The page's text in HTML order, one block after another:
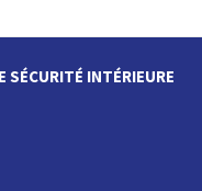
SÉCURITÉ INTÉRIEURE